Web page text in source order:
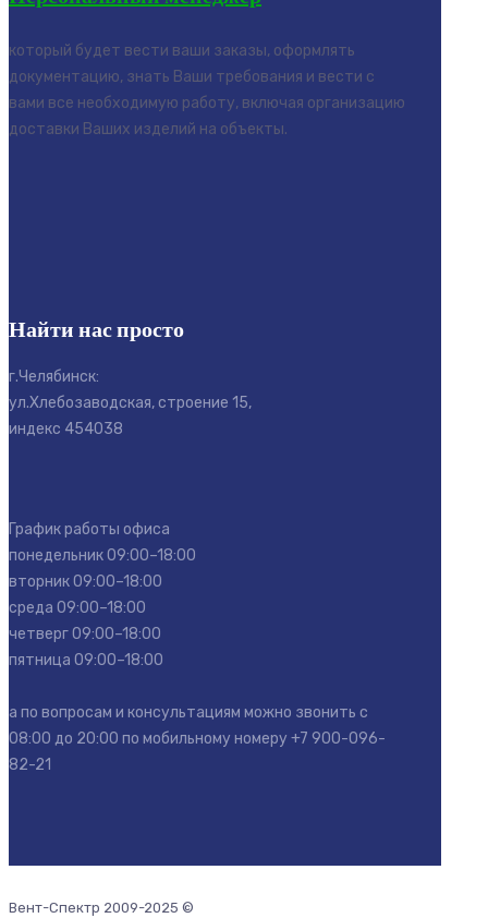
который будет вести ваши заказы, оформлять
документацию, знать Ваши требования и вести с
вами все необходимую работу, включая организацию
доставки Ваших изделий на объекты.
Найти нас просто
г.Челябинск:
ул.Хлебозаводская, строение 15,
индекс 454038
График работы офиса
понедельник 09:00–18:00
вторник 09:00–18:00
среда 09:00–18:00
четверг 09:00–18:00
пятница 09:00–18:00
а по вопросам и консультациям можно звонить с
08:00 до 20:00 по мобильному номеру +7 900-096-
82-21
Вент-Спектр 2009-2025 ©